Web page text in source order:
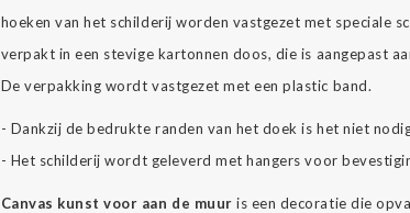
hoeken van het schilderij worden vastgezet met speciale
verpakt in een stevige kartonnen doos, die is aangepast
De verpakking wordt vastgezet met een plastic band.
- Dankzij de bedrukte randen van het doek is het niet
- Het schilderij wordt geleverd met hangers voor
Canvas kunst voor aan de muur is een decoratie die